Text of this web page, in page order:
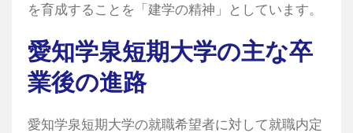
を育成することを「建学の精神」としています。
愛知学泉短期大学の主な卒
業後の進路
愛知学泉短期大学の就職希望者に対して就職内定